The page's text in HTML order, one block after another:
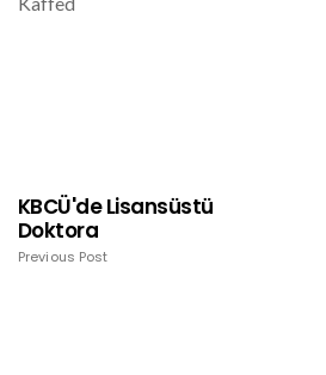
KBCÜ'de Lisansüstü
Doktora
Previous Post